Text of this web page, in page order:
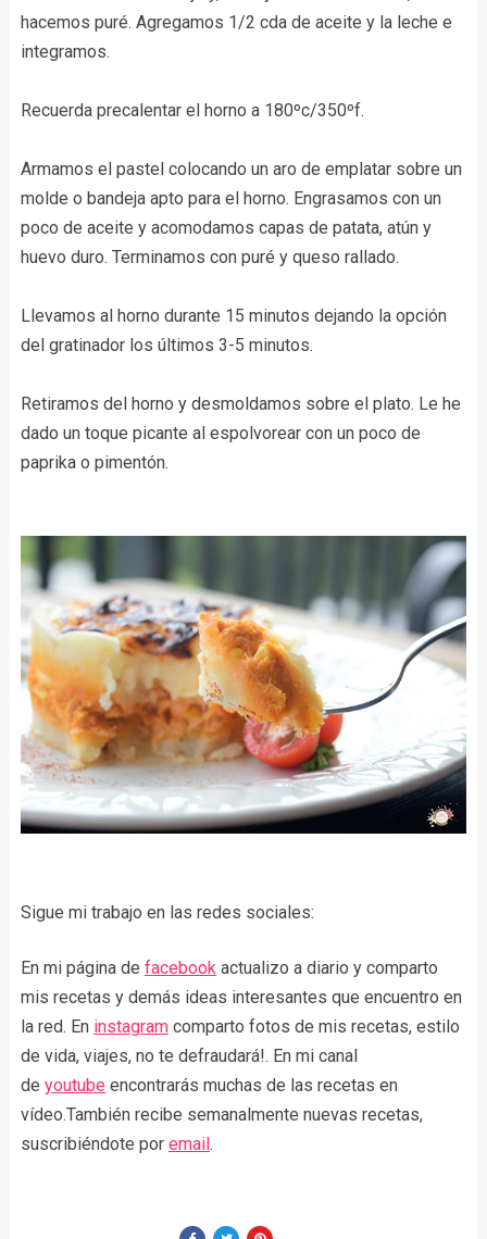
hacemos puré. Agregamos 1/2 cda de aceite y la leche e
integramos.
Recuerda precalentar el horno a 180ºc/350ºf.
Armamos el pastel colocando un aro de emplatar sobre un
molde o bandeja apto para el horno. Engrasamos con un
poco de aceite y acomodamos capas de patata, atún y
huevo duro. Terminamos con puré y queso rallado.
Llevamos al horno durante 15 minutos dejando la opción
del gratinador los últimos 3-5 minutos.
Retiramos del horno y desmoldamos sobre el plato. Le he
dado un toque picante al espolvorear con un poco de
paprika o pimentón.
Sigue mi trabajo en las redes sociales:
En mi página de facebook actualizo a diario y comparto
mis recetas y demás ideas interesantes que encuentro en
la red. En instagram comparto fotos de mis recetas, estilo
de vida, viajes, no te defraudará!. En mi canal
de youtube encontrarás muchas de las recetas en
vídeo.También recibe semanalmente nuevas recetas,
suscribiéndote por email.